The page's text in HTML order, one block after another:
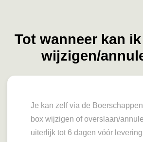
Tot wanneer kan
wijzigen/
Je kan zelf via de
box wijzigen of overslaan/
uiterlijk tot 6 dagen vóór